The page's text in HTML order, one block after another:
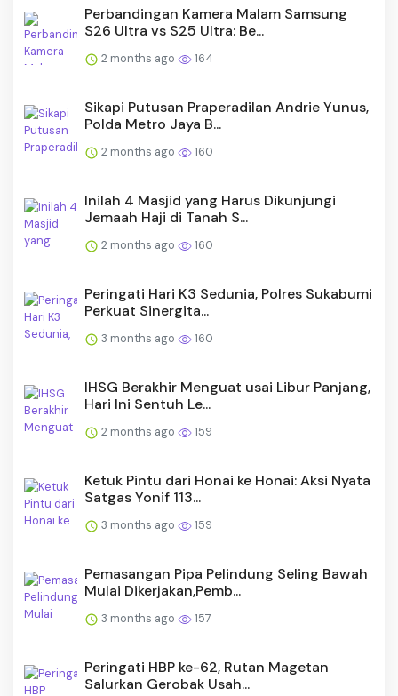
Perbandingan Kamera Malam Samsung
S26 Ultra vs S25 Ultra: Be...
2 months ago 164
Sikapi Putusan Praperadilan Andrie Yunus,
Polda Metro Jaya B...
2 months ago 160
Inilah 4 Masjid yang Harus Dikunjungi
Jemaah Haji di Tanah S...
2 months ago 160
Peringati Hari K3 Sedunia, Polres Sukabumi
Perkuat Sinergita...
3 months ago 160
IHSG Berakhir Menguat usai Libur Panjang,
Hari Ini Sentuh Le...
2 months ago 159
Ketuk Pintu dari Honai ke Honai: Aksi Nyata
Satgas Yonif 113...
3 months ago 159
Pemasangan Pipa Pelindung Seling Bawah
Mulai Dikerjakan,Pemb...
3 months ago 157
Peringati HBP ke-62, Rutan Magetan
Salurkan Gerobak Usah...